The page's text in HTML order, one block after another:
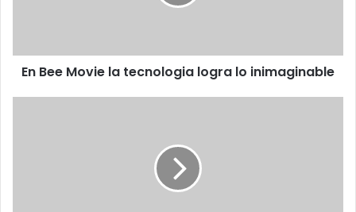
En Bee Movie la tecnologia logra lo inimaginable